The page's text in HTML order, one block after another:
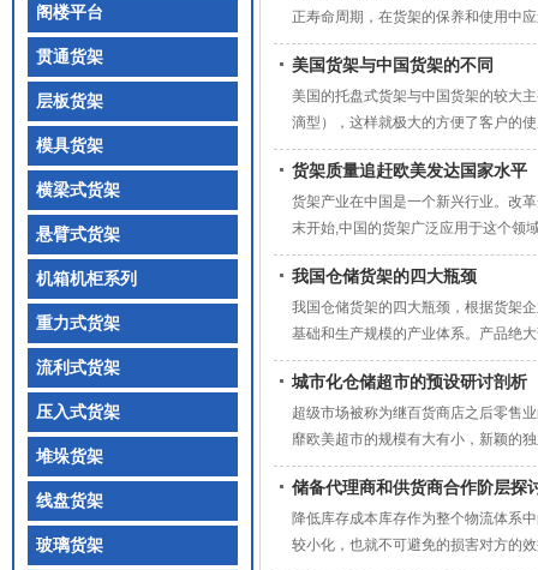
正寿命周期，在货架的保养和使用中
美国货架与中国货架的不同
美国的托盘式货架与中国货架的较大
滴型），这样就极大的方便了客户的
货架质量追赶欧美发达国家水平
货架产业在中国是一个新兴行业。改
末开始,中国的货架广泛应用于这个
我国仓储货架的四大瓶颈
我国仓储货架的四大瓶颈，根据货架
基础和生产规模的产业体系。产品绝
城市化仓储超市的预设研讨剖析
超级市场被称为继百货商店之后零售
靡欧美超市的规模有大有小，新颖的
储备代理商和供货商合作阶层探
降低库存成本库存作为整个物流体系
较小化，也就不可避免的损害对方的
阁楼平台
贯通货架
层板货架
模具货架
横梁式货架
悬臂式货架
机箱机柜系列
重力式货架
流利式货架
压入式货架
堆垛货架
线盘货架
玻璃货架